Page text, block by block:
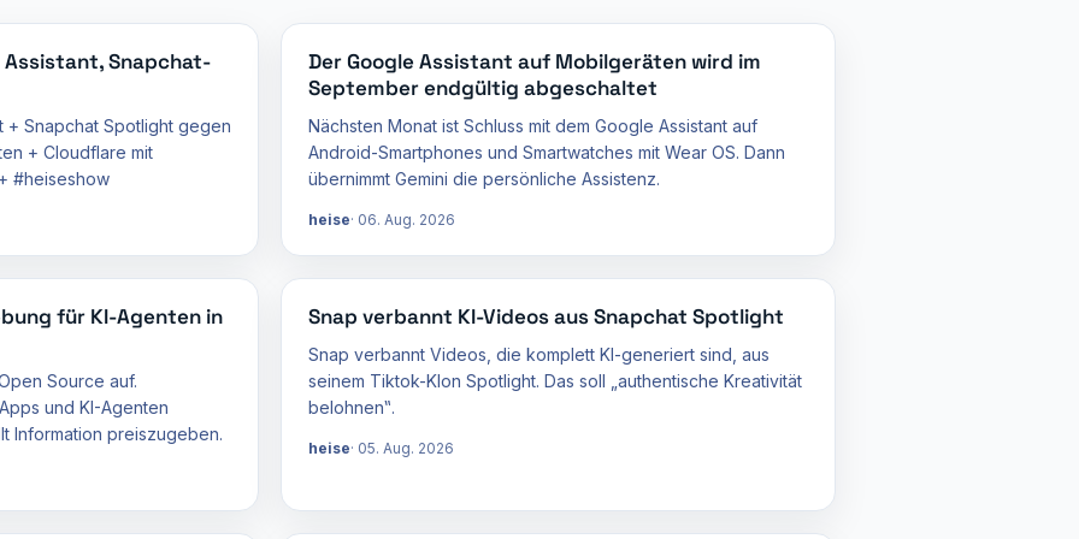
Assistant, Snapchat-
+ Snapchat Spotlight gegen
+ Cloudflare mit
#heiseshow
Der Google Assistant auf Mobilgeräten wird im
September endgültig abgeschaltet
Nächsten Monat ist Schluss mit dem Google Assistant auf
Android-Smartphones und Smartwatches mit Wear OS. Dann
übernimmt Gemini die persönliche Assistenz.
heise 06. Aug. 2026
für KI-Agenten in
Source auf.
und KI-Agenten
Information preiszugeben.
Snap verbannt KI-Videos aus Snapchat Spotlight
Snap verbannt Videos, die komplett KI-generiert sind, aus
seinem Tiktok-Klon Spotlight. Das soll „authentische Kreativität
belohnen‟.
heise 05. Aug. 2026